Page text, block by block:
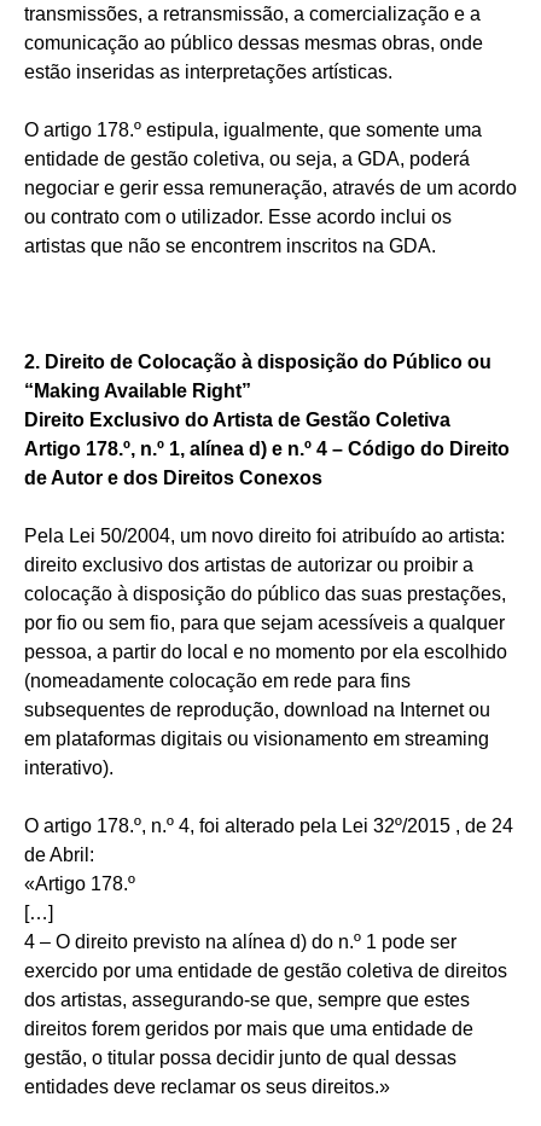
transmissões, a retransmissão, a comercialização e a
comunicação ao público dessas mesmas obras, onde
estão inseridas as interpretações artísticas.
O artigo 178.º estipula, igualmente, que somente uma
entidade de gestão coletiva, ou seja, a GDA, poderá
negociar e gerir essa remuneração, através de um acordo
ou contrato com o utilizador. Esse acordo inclui os
artistas que não se encontrem inscritos na GDA.
2. Direito de Colocação à disposição do Público ou
“Making Available Right”
Direito Exclusivo do Artista de Gestão Coletiva
Artigo 178.º, n.º 1, alínea d) e n.º 4 – Código do Direito
de Autor e dos Direitos Conexos
Pela Lei 50/2004, um novo direito foi atribuído ao artista:
direito exclusivo dos artistas de autorizar ou proibir a
colocação à disposição do público das suas prestações,
por fio ou sem fio, para que sejam acessíveis a qualquer
pessoa, a partir do local e no momento por ela escolhido
(nomeadamente colocação em rede para fins
subsequentes de reprodução, download na Internet ou
em plataformas digitais ou visionamento em streaming
interativo).
O artigo 178.º, n.º 4, foi alterado pela Lei 32º/2015 , de 24
de Abril:
«Artigo 178.º
[…]
4 – O direito previsto na alínea d) do n.º 1 pode ser
exercido por uma entidade de gestão coletiva de direitos
dos artistas, assegurando-se que, sempre que estes
direitos forem geridos por mais que uma entidade de
gestão, o titular possa decidir junto de qual dessas
entidades deve reclamar os seus direitos.»